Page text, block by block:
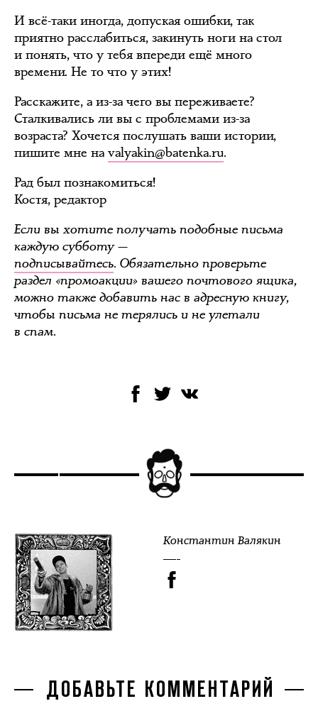
И всё-таки иногда, допуская ошибки, так
приятно расслабиться, закинуть ноги на стол
и понять, что у тебя впереди ещё много
времени. Не то что у этих!
Расскажите, а из-за чего вы переживаете?
Сталкивались ли вы с проблемами из-за
возраста? Хочется послушать ваши истории,
пишите мне на valyakin@batenka.ru.
Рад был познакомиться!
Костя, редактор
Если вы хотите получать подобные письма
каждую субботу —
подписывайтесь. Обязательно проверьте
раздел «промоакции» вашего почтового ящика,
можно также добавить нас в адресную книгу,
чтобы письма не терялись и не улетали
в спам.
Константин Валякин
ДОБАВЬТЕ КОММЕНТАРИЙ